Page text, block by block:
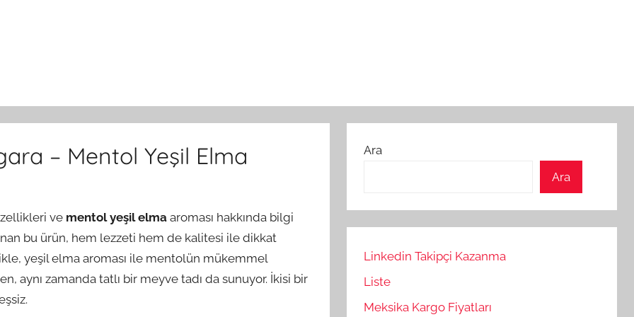
– Mentol Yeşil Elma
ve mentol yeşil elma aroması hakkında bilgi
bu ürün, hem lezzeti hem de kalitesi ile dikkat
yeşil elma aroması ile mentolün mükemmel
aynı zamanda tatlı bir meyve tadı da sunuyor. İkisi bir
Ara
Ara
Linkedin Takipçi Kazanma
Liste
Meksika Kargo Fiyatları